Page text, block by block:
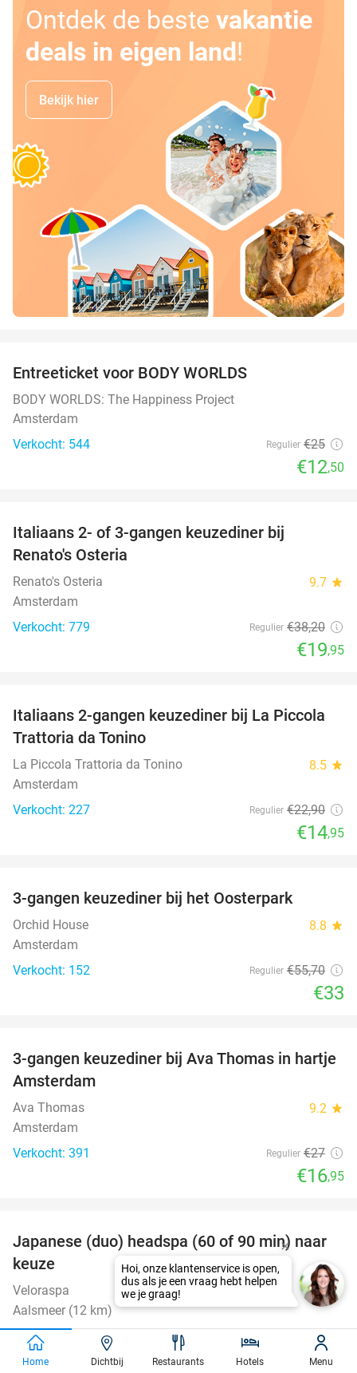
Ontdek de beste vakantie
deals in eigen land!
Bekijk hier
Entreeticket voor BODY WORLDS
BODY WORLDS: The Happiness Project
Amsterdam
Verkocht: 544
Regulier €25
€12,50
Italiaans 2- of 3-gangen keuzediner bij
Renato's Osteria
Renato's Osteria 9.7 star
Amsterdam
Verkocht: 779
Regulier €38,20
€19,95
35%
Italiaans 2-gangen keuzediner bij La Piccola
Trattoria da Tonino
La Piccola Trattoria da Tonino 8.5 star
Amsterdam
Verkocht: 227
Regulier €22,90
€14,95
3-gangen keuzediner bij het Oosterpark
Orchid House 8.8 star
Amsterdam
Verkocht: 152
Regulier €55,70
€33
37%
3-gangen keuzediner bij Ava Thomas in hartje
Amsterdam
Ava Thomas 9.2 star
Amsterdam
Verkocht: 391
Regulier €27
€16,95
39%
Japanese (duo) headspa (60 of 90 min) naar
keuze
Veloraspa 9.8star
Aalsmeer (12 km)
Verkocht: 61
€80
€49
Home Dichtbij Restaurants Hotels Menu